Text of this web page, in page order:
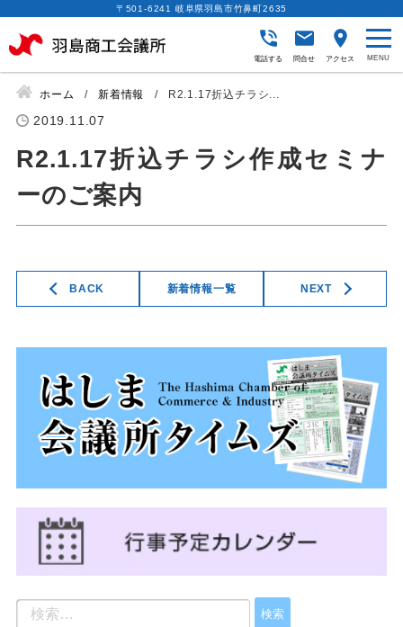
〒501-6241 岐阜県羽島市竹鼻町2635
電話する 問合せ アクセス
ホーム 新着情報 R2.1.17折込チラシ...
2019.11.07
R2.1.17折込チラシ作成セミナ
ーのご案内
BACK NEXT
新着情報一覧